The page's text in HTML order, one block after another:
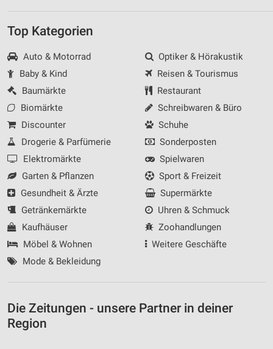
Top Kategorien
Auto & Motorrad
Baby & Kind
Baumärkte
Biomärkte
Discounter
Drogerie & Parfümerie
Elektromärkte
Garten & Pflanzen
Gesundheit & Ärzte
Getränkemärkte
Kaufhäuser
Möbel & Wohnen
Mode & Bekleidung
Optiker & Hörakustik
Reisen & Tourismus
Restaurant
Schreibwaren & Büro
Schuhe
Sonderposten
Spielwaren
Sport & Freizeit
Supermärkte
Uhren & Schmuck
Zoohandlungen
Weitere Geschäfte
Die Zeitungen - unsere Partner in deiner
Region